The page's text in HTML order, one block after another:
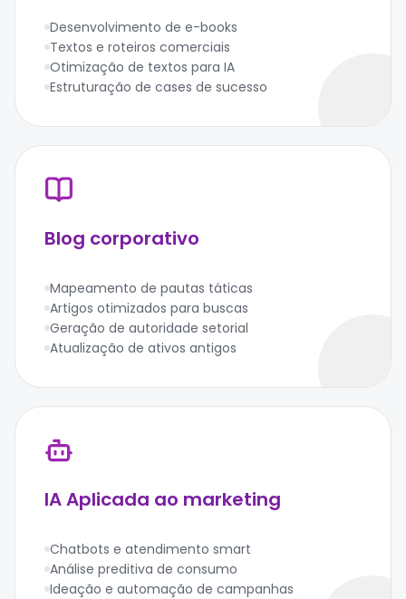
Desenvolvimento de e-books
Textos e roteiros comerciais
Otimização de textos para IA
Estruturação de cases de sucesso
Blog corporativo
Mapeamento de pautas táticas
Artigos otimizados para buscas
Geração de autoridade setorial
Atualização de ativos antigos
IA Aplicada ao marketing
Chatbots e atendimento smart
Análise preditiva de consumo
Ideação e automação de campanhas